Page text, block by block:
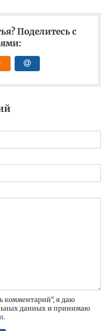
Поделитесь с
комментарий", я даю
данных и принимаю
.